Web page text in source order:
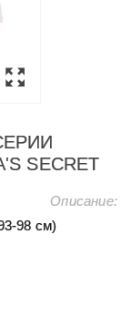
SECRET
Описание:
98 см)